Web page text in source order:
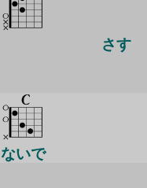
さす
ないで